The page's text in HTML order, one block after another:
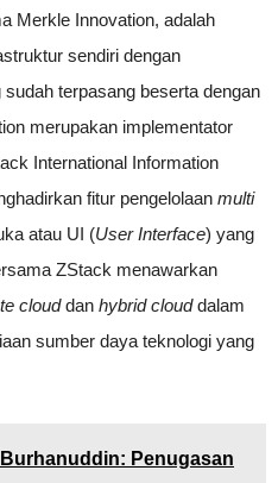
Merkle Innovation, adalah
sendiri dengan
sudah terpasang beserta dengan
merupakan implementator
International Information
fitur pengelolaan multi
atau UI (User Interface) yang
ZStack menawarkan
clouddan hybrid clouddalam
sumber daya teknologi yang
Penugasan